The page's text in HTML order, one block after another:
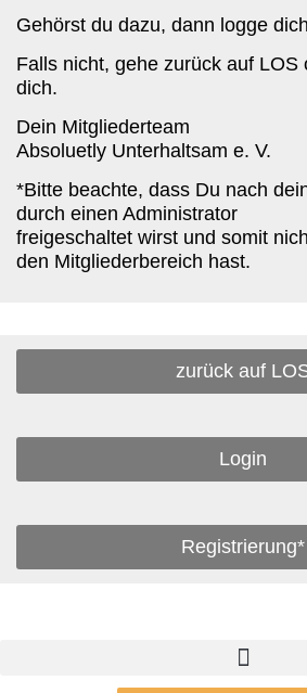
Gehörst du dazu, dann logge
Falls nicht, gehe zurück auf LOS
dich.
Dein Mitgliederteam
Absoluetly Unterhaltsam e. V.
*Bitte beachte, dass Du nach
durch einen Administrator
freigeschaltet wirst und somit
den Mitgliederbereich hast.
zurück auf
Login
Registrierung*